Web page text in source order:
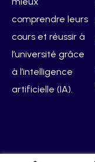
comprendre leurs
cours et réussir à
l’université grâce
à l’intelligence
artificielle (IA).